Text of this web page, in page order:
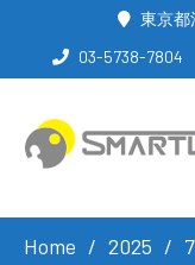
東京都
03-5738-7804
Home 2025